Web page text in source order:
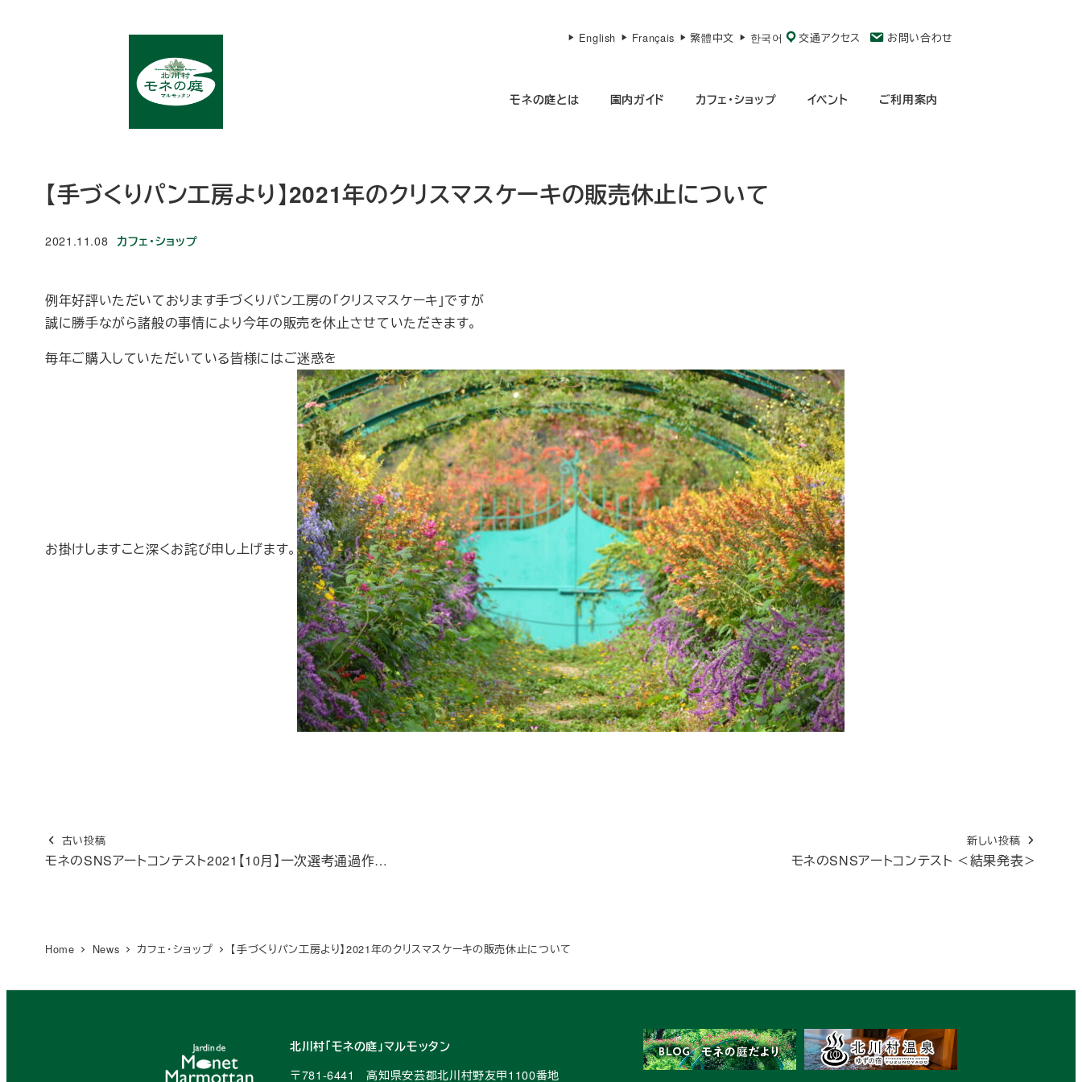
English Français 繁體中文 한국어 交通アクセス お問い合わせ
モネの庭とは 園内ガイド カフェ・ショップ イベント ご利用案内
【手づくりパン工房より】2021年のクリスマスケーキの販売休止について
投稿日
2021.11.08 カテゴリー
カフェ・ショップ
例年好評いただいております手づくりパン工房の「クリスマスケーキ」ですが
誠に勝手ながら諸般の事情により今年の販売を休止させていただきます。
毎年ご購入していただいている皆様にはご迷惑を
お掛けしますこと深くお詫び申し上げます。
古い投稿
モネのSNSアートコンテスト2021【10月】一次選考通過作…
新しい投稿
モネのSNSアートコンテスト ＜結果発表＞
Home News カフェ・ショップ 【手づくりパン工房より】2021年のクリスマスケーキの販売休止について
北川村「モネの庭」マルモッタン
〒781-6441 高知県安芸郡北川村野友甲1100番地